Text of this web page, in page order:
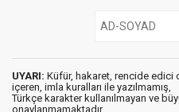
UYARI: Küfür, hakaret, rencide edici
içeren, imla kuralları ile yazılmamış,
Türkçe karakter kullanılmayan ve
onaylanmamaktadır.